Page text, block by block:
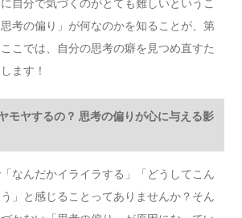
考の偏り」が何なのかを知ることが、第
こでは、自分の思考の癖を見つめ直すた
ます！
モヤするの？ 思考の偏りが心に与える影
なんだかイライラする」「どうしてこん
」と感じることってありませんか？そん